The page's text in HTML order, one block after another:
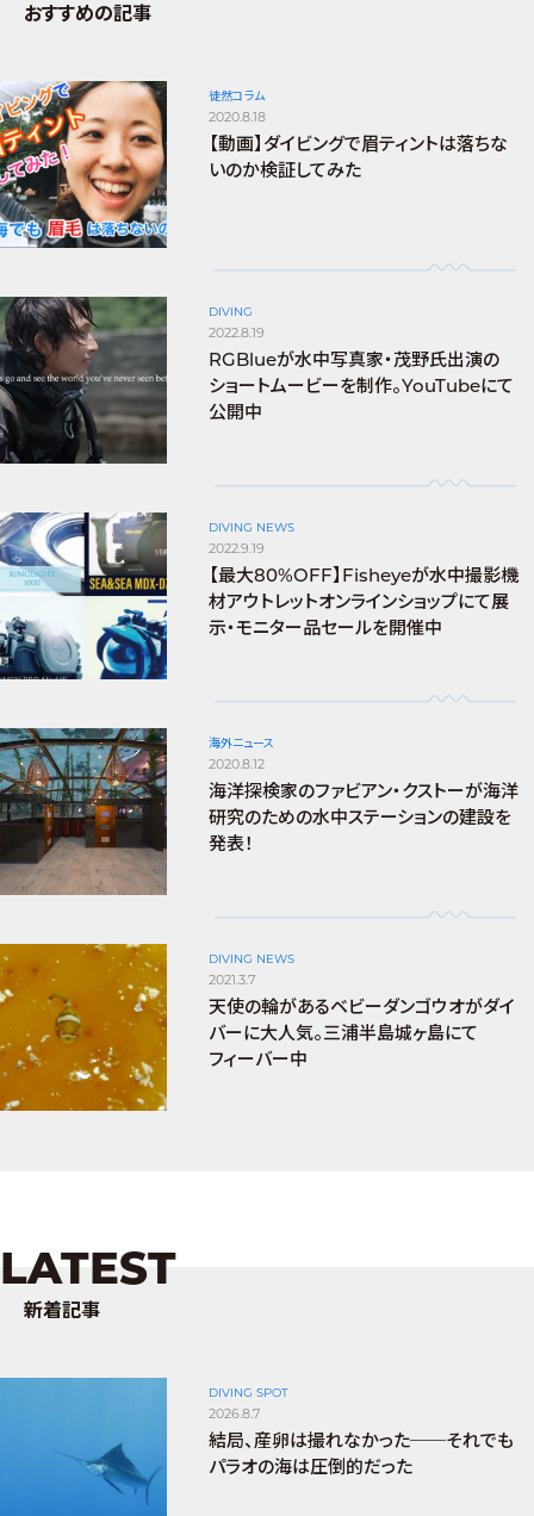
おすすめの記事
徒然コラム
2020.8.18
【動画】ダイビングで眉ティントは落ちな
いのか検証してみた
DIVING
2022.8.19
RGBlueが水中写真家・茂野氏出演の
ショートムービーを制作。YouTubeにて
公開中
DIVING NEWS
2022.9.19
【最大80%OFF】Fisheyeが水中撮影機
材アウトレットオンラインショップにて展
示・モニター品セールを開催中
海外ニュース
2020.8.12
海洋探検家のファビアン・クストーが海洋
研究のための水中ステーションの建設を
発表！
DIVING NEWS
2021.3.7
天使の輪があるベビーダンゴウオがダイ
バーに大人気。三浦半島城ヶ島にて
フィーバー中
LATEST
新着記事
DIVING SPOT
2026.8.7
結局、産卵は撮れなかった──それでも
パラオの海は圧倒的だった